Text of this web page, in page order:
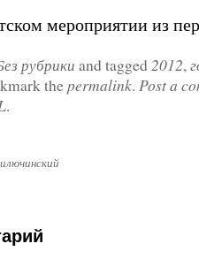
мероприятии из
рубрики and tagged 2012,
thepermalink. Post a
.